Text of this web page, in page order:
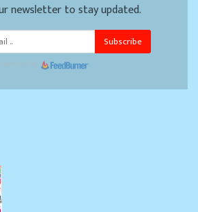
newsletter to stay updated.
Subscribe